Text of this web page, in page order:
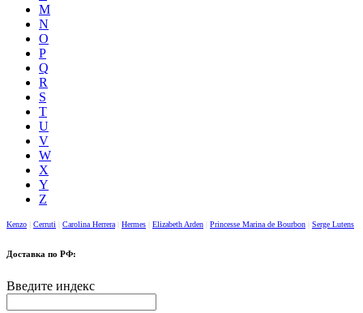
M
N
O
P
Q
R
S
T
U
V
W
X
Y
Z
Kenzo Cerruti Carolina Herrera Hermes Elizabeth Arden Princesse Marina de Bourbon Serge Lutens
Доставка по РФ:
Введите индекс